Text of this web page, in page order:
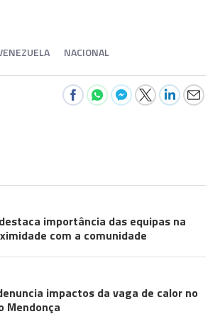
NACIONAL
importância das equipas na
com a comunidade
impactos da vaga de calor no
Mendonça